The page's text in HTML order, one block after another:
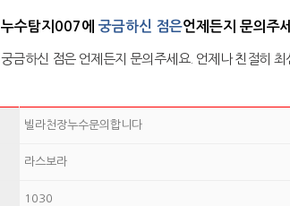
누수탐지007에 궁금하신 점은언제든지 문의주
궁금하신 점은 언제든지 문의주세요. 언제나 친절히 최
빌라천장누수문의합니다
라스보라
1030